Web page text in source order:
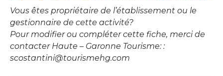
Vous êtes propriétaire de l’établissement ou le
gestionnaire de cette activité?
Pour modifier ou compléter cette fiche, merci de
contacter Haute – Garonne Tourisme: :
scostantini@tourismehg.com